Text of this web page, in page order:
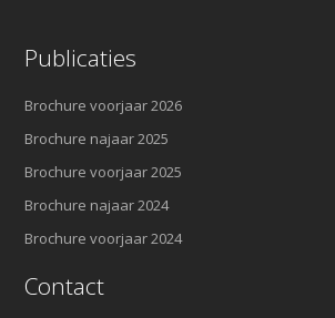
Publicaties
Brochure voorjaar 2026
Brochure najaar 2025
Brochure voorjaar 2025
Brochure najaar 2024
Brochure voorjaar 2024
Contact